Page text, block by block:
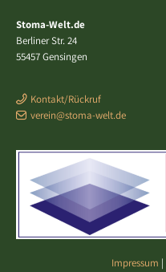
Stoma-Welt.de
Berliner Str. 24
55457 Gensingen
Kontakt/Rückruf
verein@stoma-welt.de
Impressum |